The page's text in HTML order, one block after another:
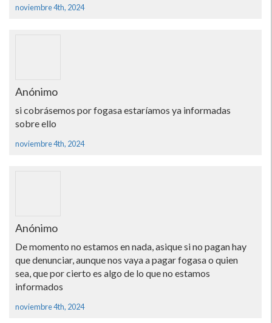
noviembre 4th, 2024
Anónimo
si cobrásemos por fogasa estaríamos ya informadas
sobre ello
noviembre 4th, 2024
Anónimo
De momento no estamos en nada, asique si no pagan hay
que denunciar, aunque nos vaya a pagar fogasa o quien
sea, que por cierto es algo de lo que no estamos
informados
noviembre 4th, 2024